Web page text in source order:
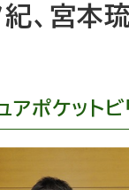
、宮本
ポケット